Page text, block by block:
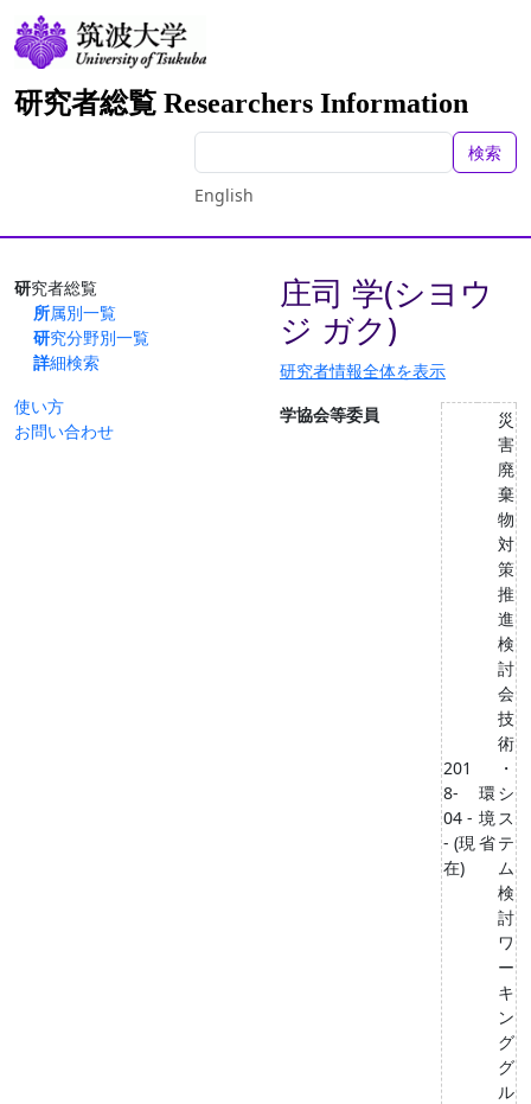
研究者総覧 Researchers Information
検索
English
研究者総覧
所属別一覧
研究分野別一覧
詳細検索
使い方
お問い合わせ
庄司 学(シヨウ
ジ ガク)
研究者情報全体を表示
学協会等委員
201
8-
04 -
- (現
在)
環
境
省
災
害
廃
棄
物
対
策
推
進
検
討
会
技
術
・
シ
ス
テ
ム
検
討
ワ
ー
キ
ン
グ
グ
ル